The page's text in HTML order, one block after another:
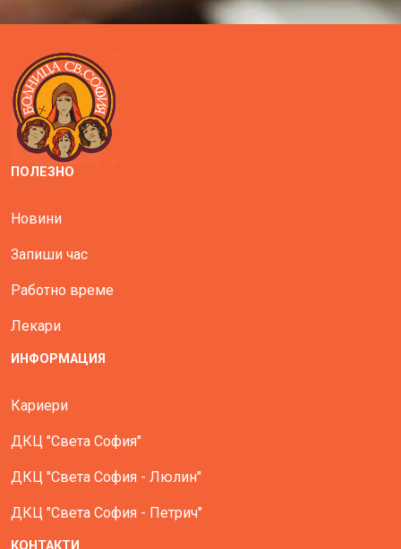
ПОЛЕЗНО
Новини
Запиши час
Работно време
Лекари
ИНФОРМАЦИЯ
Кариери
ДКЦ "Света София"
ДКЦ "Света София - Люлин"
ДКЦ "Света София - Петрич"